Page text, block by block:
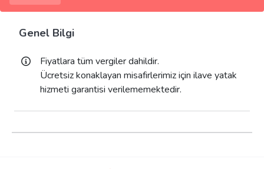
Genel Bilgi
Fiyatlara tüm vergiler dahildir.
Ücretsiz konaklayan misafirlerimiz için ilave yatak
hizmeti garantisi verilememektedir.